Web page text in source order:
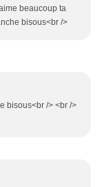
beaucoup ta
bisous<br />
bisous<br /> <br />